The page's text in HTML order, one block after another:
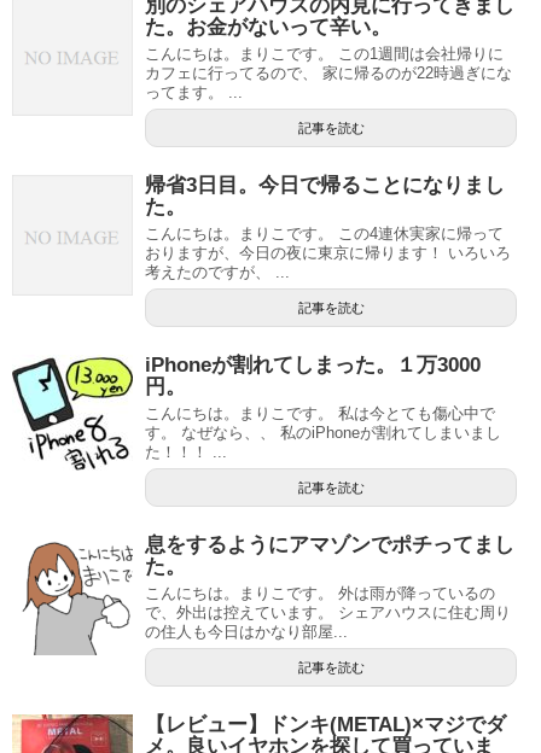
別のシェアハウスの内見に行ってきまし
た。お金がないって辛い。
こんにちは。まりこです。 この1週間は会社帰りに
カフェに行ってるので、 家に帰るのが22時過ぎにな
ってます。 ...
記事を読む
帰省3日目。今日で帰ることになりまし
た。
こんにちは。まりこです。 この4連休実家に帰って
おりますが、今日の夜に東京に帰ります！ いろいろ
考えたのですが、 ...
記事を読む
iPhoneが割れてしまった。１万3000
円。
こんにちは。まりこです。 私は今とても傷心中で
す。 なぜなら、、 私のiPhoneが割れてしまいまし
た！！！ ...
記事を読む
息をするようにアマゾンでポチってまし
た。
こんにちは。まりこです。 外は雨が降っているの
で、外出は控えています。 シェアハウスに住む周り
の住人も今日はかなり部屋...
記事を読む
【レビュー】ドンキ(METAL)×マジでダ
メ。良いイヤホンを探して買っていま